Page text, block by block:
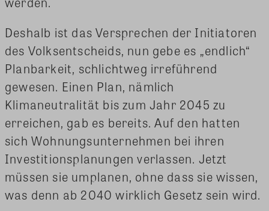
Deshalb ist das Versprechen der Initiatoren
des Volksentscheids, nun gebe es „endlich“
Planbarkeit, schlichtweg irreführend
gewesen. Einen Plan, nämlich
Klimaneutralität bis zum Jahr 2045 zu
erreichen, gab es bereits. Auf den hatten
sich Wohnungsunternehmen bei ihren
Investitionsplanungen verlassen. Jetzt
müssen sie umplanen, ohne dass sie wissen,
was denn ab 2040 wirklich Gesetz sein wird.